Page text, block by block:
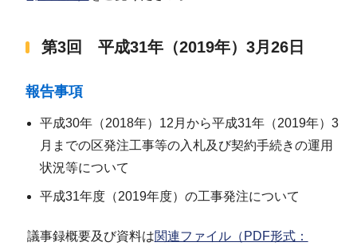
第3回 平成31年（2019年）3月26日
報告事項
平成30年（2018年）12月から平成31年（2019年）3
月までの区発注工事等の入札及び契約手続きの運用
状況等について
平成31年度（2019年度）の工事発注について
議事録概要及び資料は関連ファイル（PDF形式：